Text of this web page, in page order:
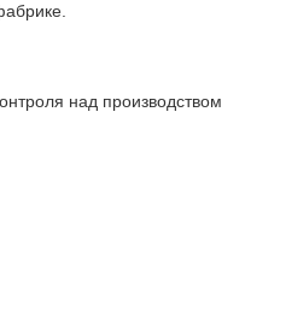
над производством